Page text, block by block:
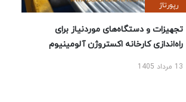
رپورتاژ
تجهیزات و دستگاه‌های موردنیاز برای
راه‌اندازی کارخانه اکستروژن آلومینیوم
13 مرداد 1405